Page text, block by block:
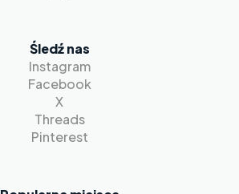
Śledź nas
Instagram
Facebook
X
Threads
Pinterest